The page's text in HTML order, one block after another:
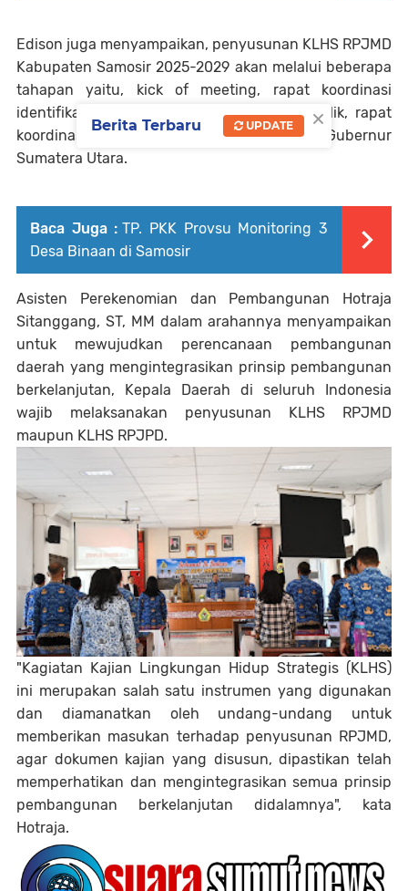
Edison juga menyampaikan, penyusunan KLHS RPJMD
Kabupaten Samosir 2025-2029 akan melalui beberapa
tahapan yaitu, kick of meeting, rapat koordinasi
identifikasi dan pengumpulan data, uji publik, rapat
koordinasi perumusan, dan validasi KLHS ke Gubernur
Sumatera Utara.
Baca Juga : TP. PKK Provsu Monitoring 3
Desa Binaan di Samosir
Asisten Perekenomian dan Pembangunan Hotraja
Sitanggang, ST, MM dalam arahannya menyampaikan
untuk mewujudkan perencanaan pembangunan
daerah yang mengintegrasikan prinsip pembangunan
berkelanjutan, Kepala Daerah di seluruh Indonesia
wajib melaksanakan penyusunan KLHS RPJMD
maupun KLHS RPJPD.
"Kagiatan Kajian Lingkungan Hidup Strategis (KLHS)
ini merupakan salah satu instrumen yang digunakan
dan diamanatkan oleh undang-undang untuk
memberikan masukan terhadap penyusunan RPJMD,
agar dokumen kajian yang disusun, dipastikan telah
memperhatikan dan mengintegrasikan semua prinsip
pembangunan berkelanjutan didalamnya", kata
Hotraja.
×
Berita Terbaru UPDATE